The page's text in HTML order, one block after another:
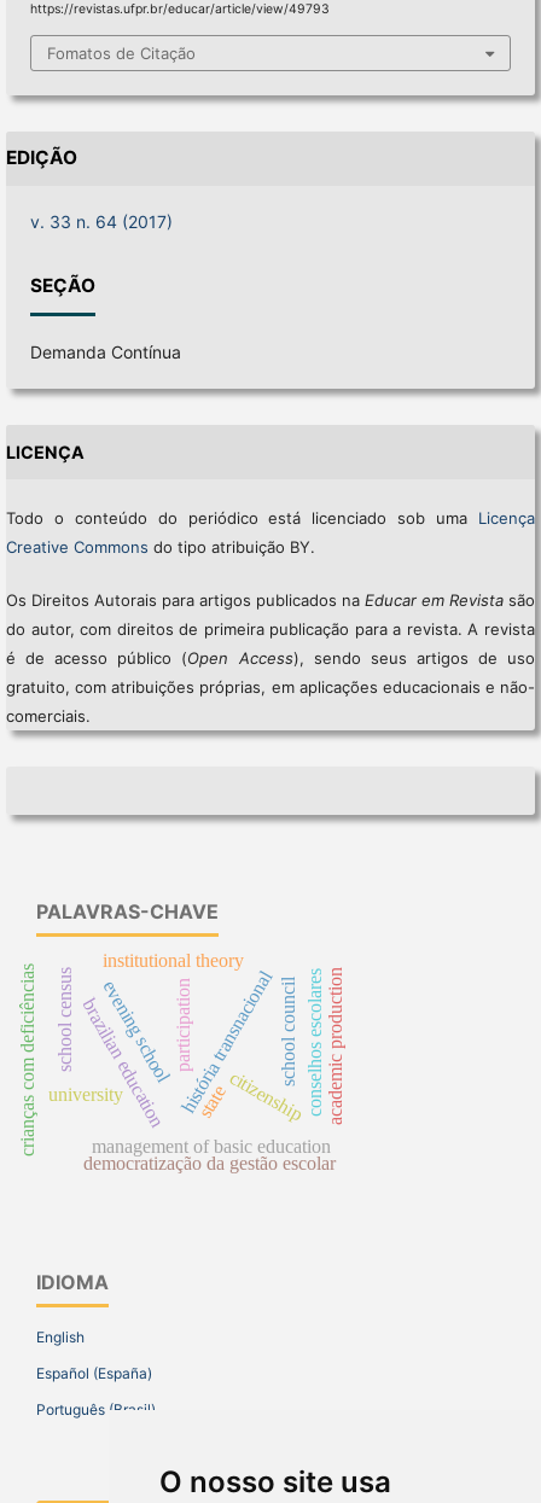
O nosso site usa
https://revistas.ufpr.br/educar/article/view/49793
Fomatos de Citação
EDIÇÃO
v. 33 n. 64 (2017)
SEÇÃO
Demanda Contínua
LICENÇA
Todo o conteúdo do periódico está licenciado sob uma Licença
Creative Commons do tipo atribuição BY.
Os Direitos Autorais para artigos publicados naEducar em Revista são
do autor, com direitos de primeira publicação para a revista. A revista
é de acesso público (Open Access), sendo seus artigos de uso
gratuito, com atribuições próprias, em aplicações educacionais e não-
comerciais.
PALAVRAS-CHAVE
história transnacional
brazilian education
management of basic education
school council
citizenship
participation
institutional theory
university
evening school
democratização da gestão escolar
school census
crianças com deficiências conselhos escolares
state academic production
IDIOMA
English
Español (España)
Português (Brasil)